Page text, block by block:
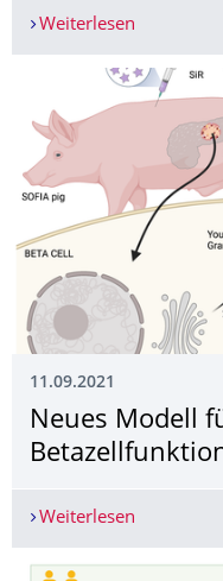
Weiterlesen
11.09.2021
Neues Modell
Weiterlesen